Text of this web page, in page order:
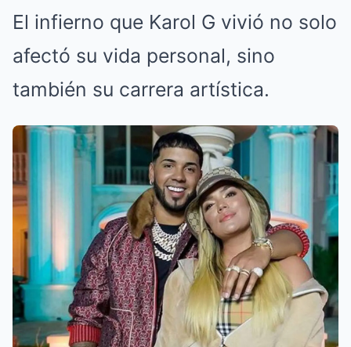
El infierno que Karol G vivió no solo
afectó su vida personal, sino
también su carrera artística.